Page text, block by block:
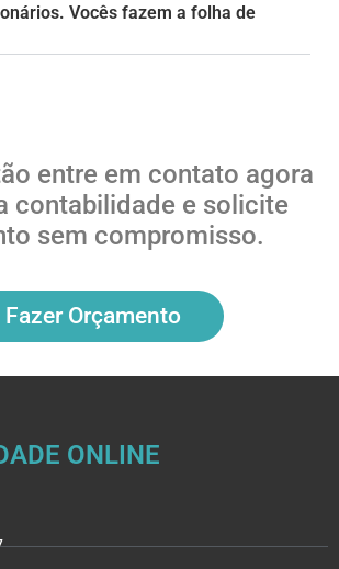
Vocês fazem a folha de
entre em contato agora
contabilidade e solicite
sem compromisso.
Fazer Orçamento
ONLINE